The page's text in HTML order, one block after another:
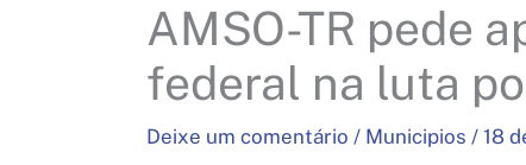
AMSO-TR pede
federal na luta
Deixe um comentário / Municipios / 18